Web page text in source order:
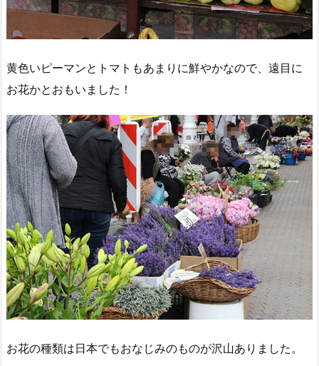
黄色いピーマンとトマトもあまりに鮮やかなので、遠目に
お花かとおもいました！
お花の種類は日本でもおなじみのものが沢山ありました。